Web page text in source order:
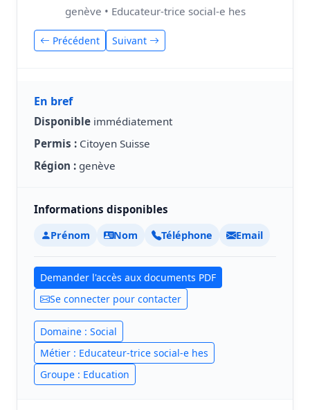
genève • Educateur-trice social-e hes
Précédent Suivant
En bref
Disponible immédiatement
Permis : Citoyen Suisse
Région : genève
Informations disponibles
Prénom Nom Téléphone Email
Demander l'accès aux documents PDF
Se connecter pour contacter
Domaine : Social
Métier : Educateur-trice social-e hes
Groupe : Education